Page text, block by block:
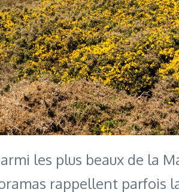
les plus beaux de la
rappellent parfois